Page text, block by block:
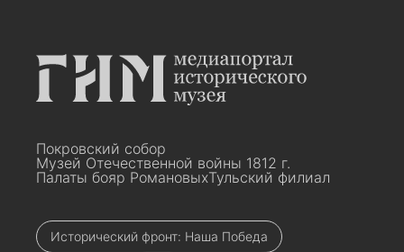
Покровский собор
Музей Отечественной войны 1812 г.
Палаты бояр РомановыхТульский филиал
Исторический фронт: Наша Победа